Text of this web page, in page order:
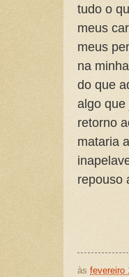
tudo o
meus
meus
na
do que
algo que
retorno
mataria
repouso
às fevereiro